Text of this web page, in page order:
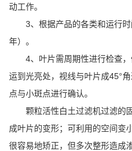
动工作。
3、根据产品的各类和运行时
年）。
4、叶片需周期性进行检查，
运到光亮处，视线与叶片成45°
点与小斑点进行确认。
颗粒活性白土过滤机过滤的
成叶片的变形；可利用的空间变
很容易地矫正，但多次整形造成